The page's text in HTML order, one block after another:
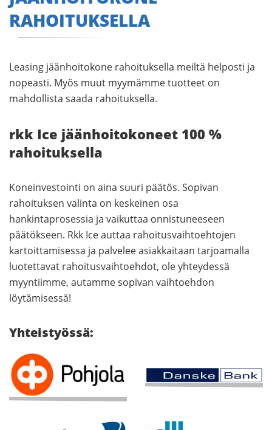
RAHOITUKSELLA
Leasing jäänhoitokone rahoituksella meiltä helposti ja
nopeasti. Myös muut myymämme tuotteet on
mahdollista saada rahoituksella.
rkk Ice jäänhoitokoneet 100 %
rahoituksella
Koneinvestointi on aina suuri päätös. Sopivan
rahoituksen valinta on keskeinen osa
hankintaprosessia ja vaikuttaa onnistuneeseen
päätökseen. Rkk Ice auttaa rahoitusvaihtoehtojen
kartoittamisessa ja palvelee asiakkaitaan tarjoamalla
luotettavat rahoitusvaihtoehdot, ole yhteydessä
myyntiimme, autamme sopivan vaihtoehdon
löytämisessä!
Yhteistyössä: